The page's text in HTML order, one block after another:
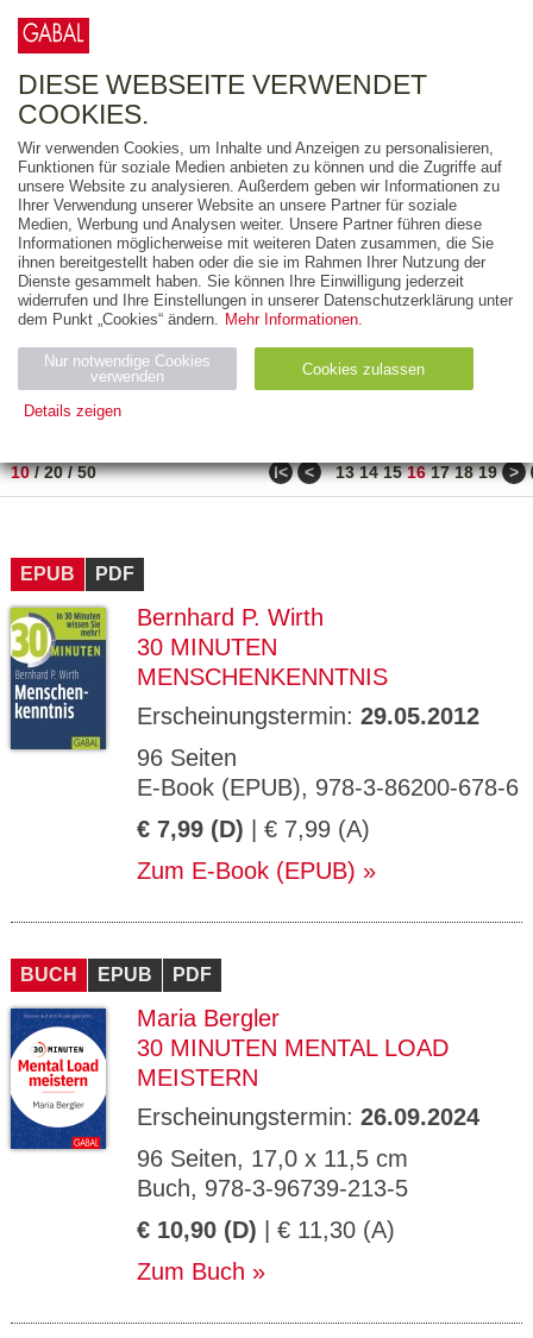
FREITEXT
AUSGABEART
AUS DER REIHE
ZUM THEMA
Neuerscheinung
Bestseller
PREIS
10/20/50 ǀ< < 13 14 15 16 17 18 19 >
EPUB PDF
Bernhard P. Wirth
30 MINUTEN
MENSCHENKENNTNIS
Erscheinungstermin: 29.05.2012
96 Seiten
E-Book (EPUB), 978-3-86200-678-6
€ 7,99 (D) | € 7,99 (A)
Zum E-Book (EPUB)
BUCH EPUB PDF
Maria Bergler
30 MINUTEN MENTAL LOAD
MEISTERN
Erscheinungstermin: 26.09.2024
96 Seiten, 17,0 x 11,5 cm
Buch, 978-3-96739-213-5
€ 10,90 (D) | € 11,30 (A)
Zum Buch
DIESE WEBSEITE VERWENDET
COOKIES.
Wir verwenden Cookies, um Inhalte und Anzeigen zu personalisieren,
Funktionen für soziale Medien anbieten zu können und die Zugriffe auf
unsere Website zu analysieren. Außerdem geben wir Informationen zu
Ihrer Verwendung unserer Website an unsere Partner für soziale
Medien, Werbung und Analysen weiter. Unsere Partner führen diese
Informationen möglicherweise mit weiteren Daten zusammen, die Sie
ihnen bereitgestellt haben oder die sie im Rahmen Ihrer Nutzung der
Dienste gesammelt haben. Sie können Ihre Einwilligung jederzeit
widerrufen und Ihre Einstellungen in unserer Datenschutzerklärung unter
dem Punkt „Cookies“ ändern. Mehr Informationen.
Nur notwendige Cookies
verwenden
Cookies zulassen
Details zeigen
Name Zweck
ESSION
_ID
verlag.
de
GV_CO
OKIES
gabal-
Speichert den Zustimmungsstatus des
Domäne.